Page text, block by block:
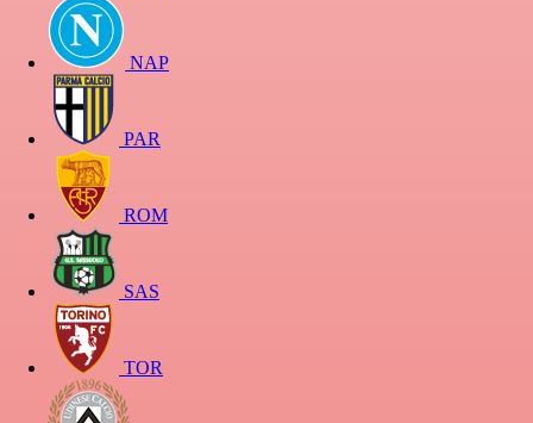
NAP
PAR
ROM
SAS
TOR